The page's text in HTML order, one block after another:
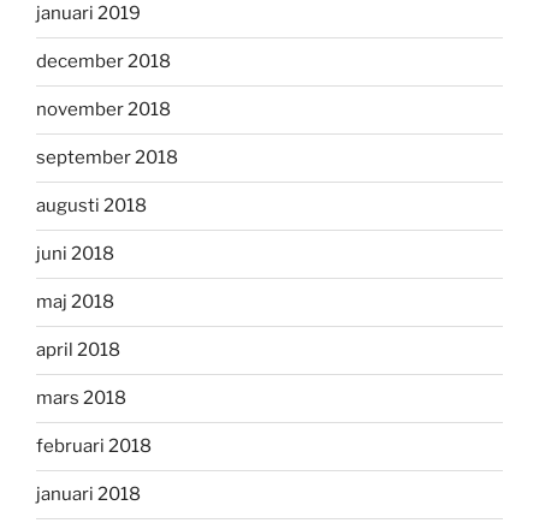
januari 2019
december 2018
november 2018
september 2018
augusti 2018
juni 2018
maj 2018
april 2018
mars 2018
februari 2018
januari 2018